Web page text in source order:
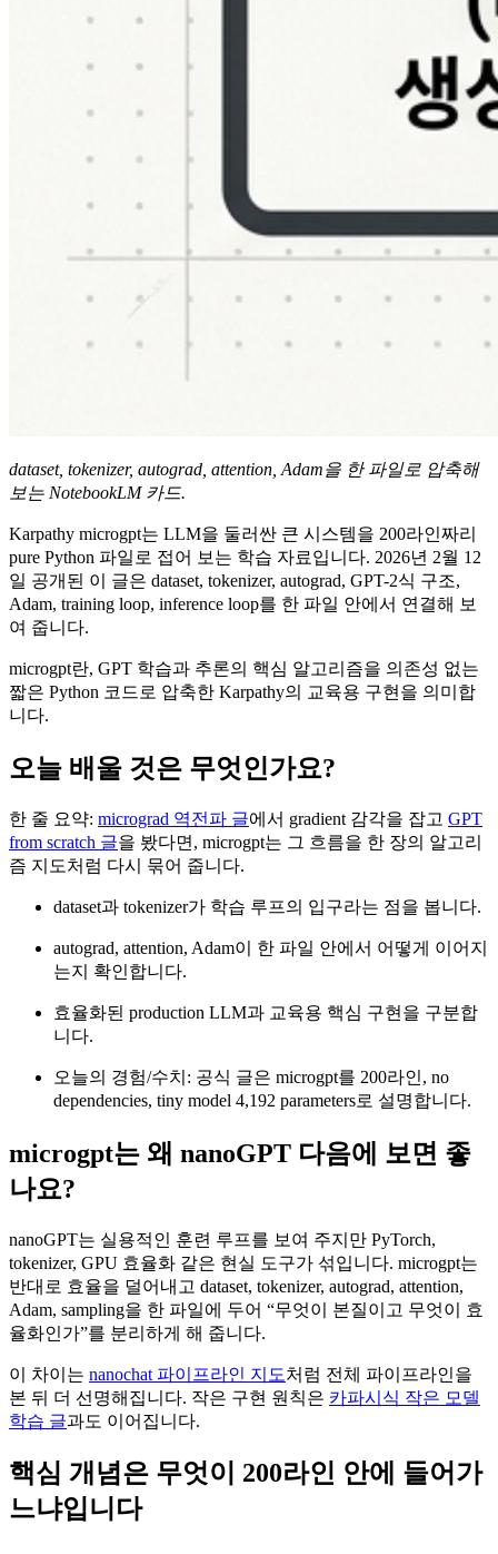
dataset, tokenizer, autograd, attention, Adam을 한 파일로 압축해
보는 NotebookLM 카드.
Karpathy microgpt는 LLM을 둘러싼 큰 시스템을 200라인짜리
pure Python 파일로 접어 보는 학습 자료입니다. 2026년 2월 12
일 공개된 이 글은 dataset, tokenizer, autograd, GPT-2식 구조,
Adam, training loop, inference loop를 한 파일 안에서 연결해 보
여 줍니다.
microgpt란, GPT 학습과 추론의 핵심 알고리즘을 의존성 없는
짧은 Python 코드로 압축한 Karpathy의 교육용 구현을 의미합
니다.
오늘 배울 것은 무엇인가요?
한 줄 요약: micrograd 역전파 글에서 gradient 감각을 잡고 GPT
from scratch 글을 봤다면, microgpt는 그 흐름을 한 장의 알고리
즘 지도처럼 다시 묶어 줍니다.
dataset과 tokenizer가 학습 루프의 입구라는 점을 봅니다.
autograd, attention, Adam이 한 파일 안에서 어떻게 이어지
는지 확인합니다.
효율화된 production LLM과 교육용 핵심 구현을 구분합
니다.
오늘의 경험/수치: 공식 글은 microgpt를 200라인, no
dependencies, tiny model 4,192 parameters로 설명합니다.
microgpt는 왜 nanoGPT 다음에 보면 좋
나요?
nanoGPT는 실용적인 훈련 루프를 보여 주지만 PyTorch,
tokenizer, GPU 효율화 같은 현실 도구가 섞입니다. microgpt는
반대로 효율을 덜어내고 dataset, tokenizer, autograd, attention,
Adam, sampling을 한 파일에 두어 “무엇이 본질이고 무엇이 효
율화인가”를 분리하게 해 줍니다.
이 차이는 nanochat 파이프라인 지도처럼 전체 파이프라인을
본 뒤 더 선명해집니다. 작은 구현 원칙은 카파시식 작은 모델
학습 글과도 이어집니다.
핵심 개념은 무엇이 200라인 안에 들어가
느냐입니다